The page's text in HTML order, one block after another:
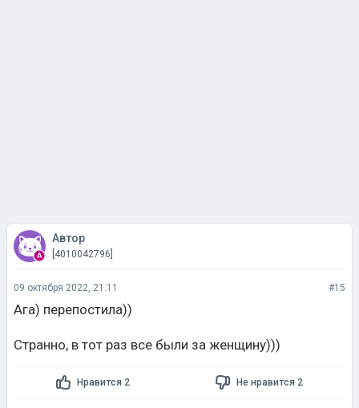
Автор
[4010042796]
09 октября 2022, 21:11 #15
Ага) перепостила))
Странно, в тот раз все были за женщину)))
Нравится 2 Не нравится 2